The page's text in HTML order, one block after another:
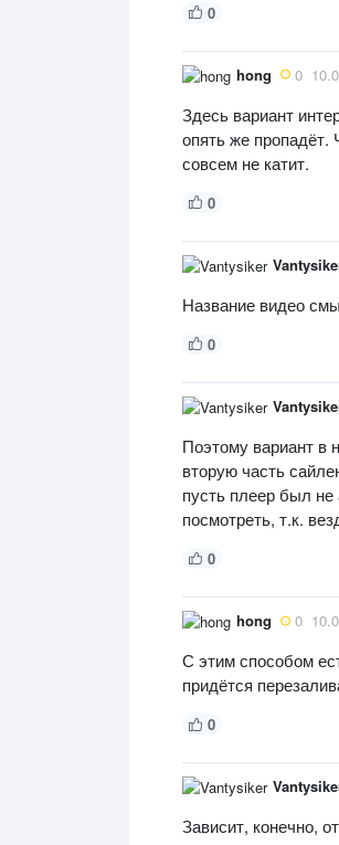
0
hong 0
Здесь вариант
опять же пропадёт.
совсем не катит.
0
Название видео
0
Поэтому вариант в
вторую часть
пусть плеер был не
посмотреть, т.к.
0
hong 0
С этим способом
придётся
0
Зависит, конечно,